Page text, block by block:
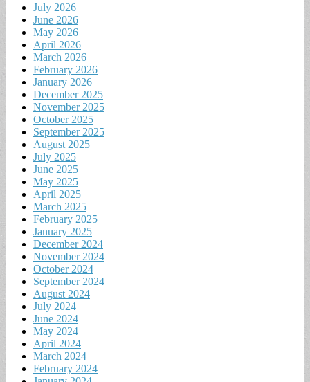
July 2026
June 2026
May 2026
April 2026
March 2026
February 2026
January 2026
December 2025
November 2025
October 2025
September 2025
August 2025
July 2025
June 2025
May 2025
April 2025
March 2025
February 2025
January 2025
December 2024
November 2024
October 2024
September 2024
August 2024
July 2024
June 2024
May 2024
April 2024
March 2024
February 2024